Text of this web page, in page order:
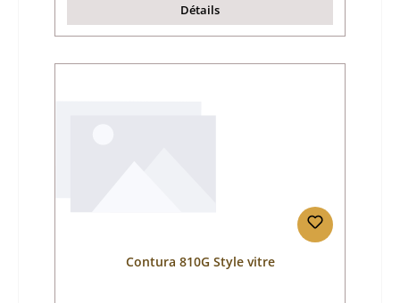
Détails
Contura 810G Style vitre